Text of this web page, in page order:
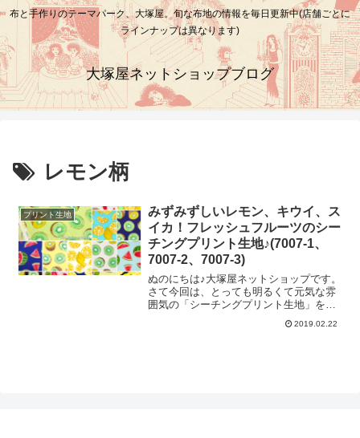
布と手作りのテーマパーク、大塚屋。旬な布地の情報を毎日更新中(店舗ごとに
ラインナップは異なります)
大塚屋ネットショップブログ
レモン柄
プリント生地
みずみずしいレモン、キウイ、ス
イカ！フレッシュフルーツのシー
チングプリント生地♪(7007-1、
7007-2、7007-3)
ぬのにちは♪大塚屋ネットショップです。
さて今回は、とっても明るくて元気な雰
囲気の「シーチングプリント生地」を写
真たっぷりでご覧いただきましょう☆モ
チーフはみずみずしい果物の「レモン」
2019.02.22